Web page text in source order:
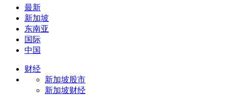
最新
新加坡
东南亚
国际
中国
财经
新加坡股市
新加坡财经